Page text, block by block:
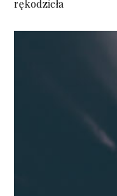
rękodzieła